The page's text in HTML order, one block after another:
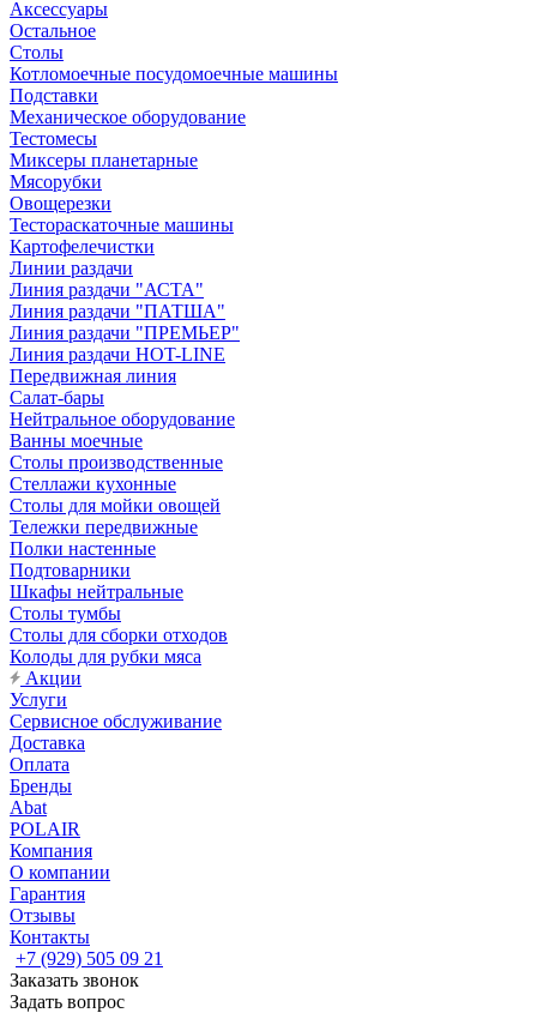
Аксессуары
Остальное
Столы
Котломоечные посудомоечные машины
Подставки
Механическое оборудование
Тестомесы
Миксеры планетарные
Мясорубки
Овощерезки
Тестораскаточные машины
Картофелечистки
Линии раздачи
Линия раздачи "АСТА"
Линия раздачи "ПАТША"
Линия раздачи "ПРЕМЬЕР"
Линия раздачи HOT-LINE
Передвижная линия
Салат-бары
Нейтральное оборудование
Ванны моечные
Столы производственные
Стеллажи кухонные
Столы для мойки овощей
Тележки передвижные
Полки настенные
Подтоварники
Шкафы нейтральные
Столы тумбы
Столы для сборки отходов
Колоды для рубки мяса
Акции
Услуги
Сервисное обслуживание
Доставка
Оплата
Бренды
Abat
POLAIR
Компания
О компании
Гарантия
Отзывы
Контакты
+7 (929) 505 09 21
Заказать звонок
Задать вопрос